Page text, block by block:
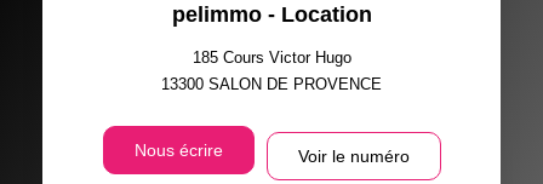
pelimmo - Location
185 Cours Victor Hugo
13300 SALON DE PROVENCE
Nous écrire Voir le numéro